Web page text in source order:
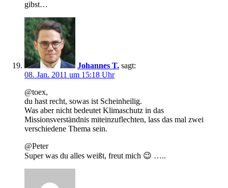
gibst…
Johannes T. sagt:
08. Jan. 2011 um 15:18 Uhr
@toex,
du hast recht, sowas ist Scheinheilig.
Was aber nicht bedeutet Klimaschutz in das
Missionsverständnis miteinzuflechten, lass das mal zwei
verschiedene Thema sein.
@Peter
Super was du alles weißt, freut mich 😉 …..